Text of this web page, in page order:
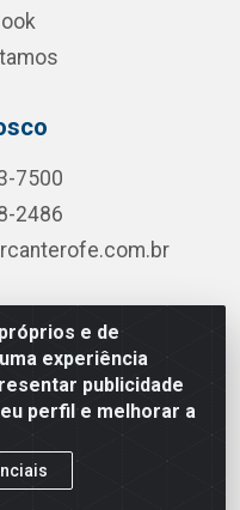
e de
experiência
publicidade
perfil e melhorar a
7500
2486
Ribeiro de Luna, 3777 -
PB - CEP 58081-400 -
0001-85